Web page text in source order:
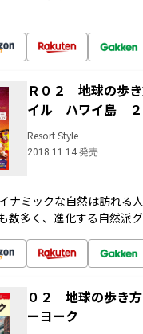
Ｒ０２ 地球の歩
イル ハワイ島 ２
Resort Style
2018.11.14 発売
ナミックな自然は訪れる
数多く、進化する自然派
０２ 地球の歩き
ーヨーク